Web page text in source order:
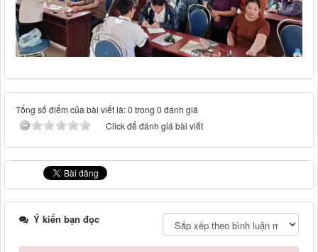
Tổng số điểm của bài viết là: 0 trong 0 đánh giá
Click để đánh giá bài viết
Ý kiến bạn đọc